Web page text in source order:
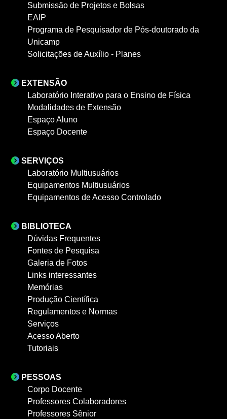
Submissão de Projetos e Bolsas
EAIP
Programa de Pesquisador de Pós-doutorado da
Unicamp
Solicitações de Auxílio - Planes
EXTENSÃO
Laboratório Interativo para o Ensino de Física
Modalidades de Extensão
Espaço Aluno
Espaço Docente
SERVIÇOS
Laboratório Multiusuários
Equipamentos Multiusuários
Equipamentos de Acesso Controlado
BIBLIOTECA
Dúvidas Frequentes
Fontes de Pesquisa
Galeria de Fotos
Links interessantes
Memórias
Produção Científica
Regulamentos e Normas
Serviços
Acesso Aberto
Tutoriais
PESSOAS
Corpo Docente
Professores Colaboradores
Professores Sênior